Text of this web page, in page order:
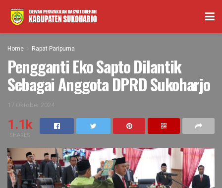
Home Rapat Paripurna
Pengganti Eko Sapto Dilantik
Sebagai Anggota DPRD Sukoharjo
17 Oktober 2024
1.1k
SHARES